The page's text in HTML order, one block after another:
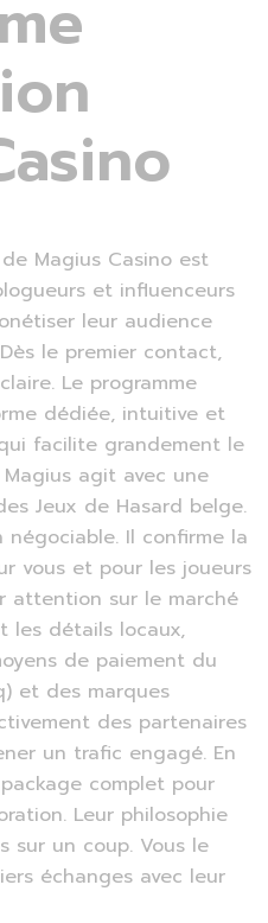
Magius Casino est
et influenceurs
leur audience
le premier contact,
Le programme
dédiée, intuitive et
facilite grandement le
agit avec une
Jeux de Hasard belge.
Il confirme la
vous et pour les joueurs
attention sur le marché
les détails locaux,
de paiement du
et des marques
des partenaires
un trafic engagé. En
complet pour
Leur philosophie
sur un coup. Vous le
échanges avec leur